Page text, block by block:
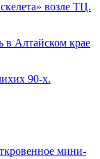
возле ТЦ.
в Алтайском крае
90-х.
мини-